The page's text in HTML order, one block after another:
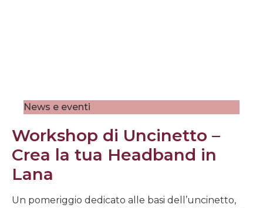
News e eventi
Workshop di Uncinetto –
Crea la tua Headband in
Lana
Un pomeriggio dedicato alle basi dell’uncinetto,